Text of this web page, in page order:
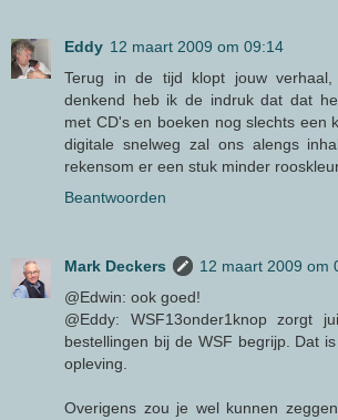
Eddy 12 maart 2009 om 09:14
Terug in de tijd klopt jouw
denkend heb ik de indruk dat dat
met CD's en boeken nog slechts een
digitale snelweg zal ons alengs
rekensom er een stuk minder
Beantwoorden
Mark Deckers
12 maart 2009 om
@Edwin: ook goed!
@Eddy: WSF13onder1knop zorgt
bestellingen bij de WSF begrijp. Dat
opleving.
Overigens zou je wel kunnen